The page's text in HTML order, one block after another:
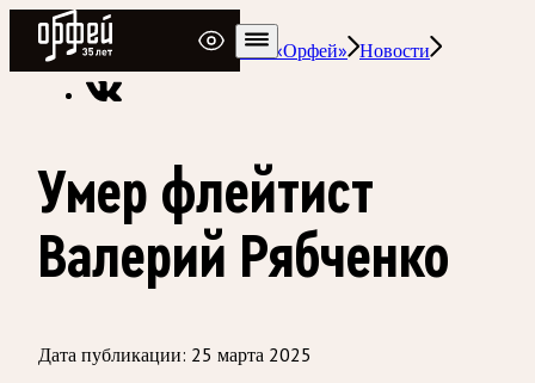
Радио Орфей
Радио классической музыки «Орфей» Новости
Умер флейтист
Валерий Рябченко
Дата публикации: 25 марта 2025